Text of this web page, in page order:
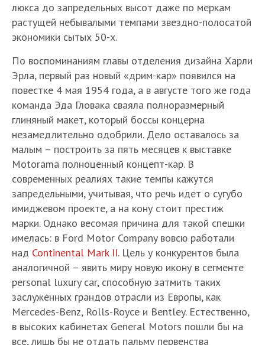
люкса до запредельных высот даже по меркам
растущей небывалыми темпами звездно-полосатой
экономики сытых 50-х.
По воспоминаниям главы отделения дизайна Харли
Эрла, первый раз новый «дрим-кар» появился на
повестке 4 мая 1954 года, а в августе того же года
команда Эда Гловака сваяла полноразмерный
глиняный макет, который боссы концерна
незамедлительно одобрили. Дело оставалось за
малым – построить за пять месяцев к выставке
Motorama полноценный концепт-кар. В
современных реалиях такие темпы кажутся
запредельными, учитывая, что речь идет о сугубо
имиджевом проекте, а на кону стоит престиж
марки. Однако весомая причина для такой спешки
имелась: в Ford Motor Company вовсю работали
над Continental Mark II. Цель у конкурентов была
аналогичной – явить миру новую икону в сегменте
personal luxury car, способную затмить таких
заслуженных грандов отрасли из Европы, как
Mercedes-Benz, Rolls-Royce и Bentley. Естественно,
в высоких кабинетах General Motors пошли бы на
все, лишь бы не отдать пальму первенства